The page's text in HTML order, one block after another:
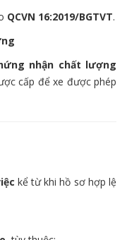
QCVN 16:2019/BGTVT.
nhận chất lượng
cấp để xe được phép
kể từ khi hồ sơ hợp lệ